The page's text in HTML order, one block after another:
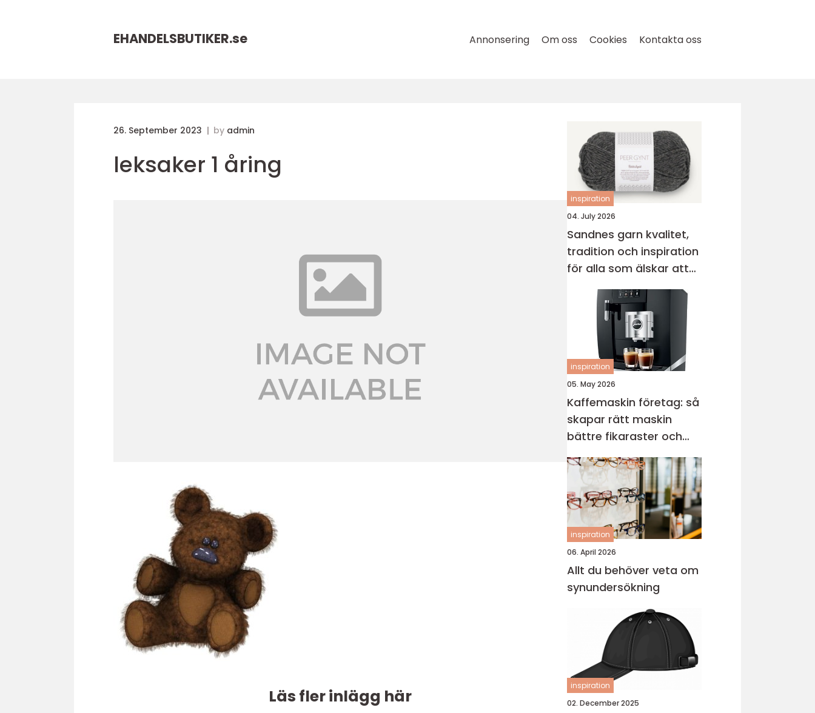
EHANDELSBUTIKER.se Annonsering Om oss Cookies Kontakta oss
26. September 2023 by admin
leksaker 1 åring
Läs fler inlägg här
inspiration
04. July 2026
Sandnes garn kvalitet,
tradition och inspiration
för alla som älskar att
sticka
inspiration
05. May 2026
Kaffemaskin företag: så
skapar rätt maskin
bättre fikaraster och
nöjdare medarbetare
inspiration
06. April 2026
Allt du behöver veta om
synundersökning
inspiration
02. December 2025